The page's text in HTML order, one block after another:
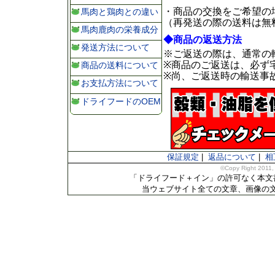
馬肉と鶏肉との違い
馬肉鹿肉の栄養成分
発送方法について
商品の送料について
お支払方法について
ドライフードのOEM
・商品の交換をご希望
（再発送の際の送料は
◆商品の返送方法
※ご返送の際は、通常の
※商品のご返送は、必ず
※尚、ご返送時の輸送事
保証規定 返品について 相
©Copy Right 2011,
「ドライフード＋イン」の許可なく本
当ウェブサイト全ての文章、画像の